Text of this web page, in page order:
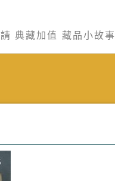
典藏加值 藏品小故事